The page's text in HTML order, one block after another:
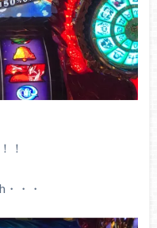
！
・・